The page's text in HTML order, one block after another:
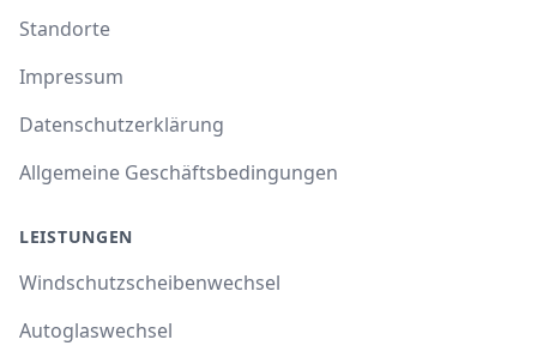
Standorte
Impressum
Datenschutzerklärung
Allgemeine Geschäftsbedingungen
LEISTUNGEN
Windschutzscheibenwechsel
Autoglaswechsel